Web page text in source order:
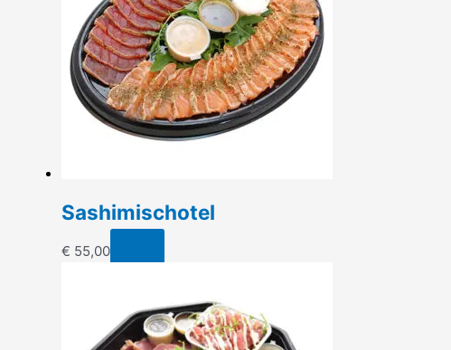
Sashimischotel
€ 55,00